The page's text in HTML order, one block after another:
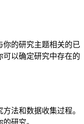
你的研究主题相关的已
以确定研究中存在的
法和数据收集过程。
研究。